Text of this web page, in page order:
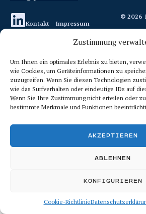
Zustimmung
Um Ihnen ein optimales Erlebnis zu bieten,
wie Cookies, um Geräteinformationen zu
zuzugreifen. Wenn Sie diesen Technologien
wie das Surfverhalten oder eindeutige IDs auf
Wenn Sie Ihre Zustimmung nicht erteilen oder
bestimmte Merkmale und Funktionen
AKZEPTIEREN
ABLEHNEN
KONFIGURIEREN
Cookie-Richtlinie
Kontakt Impressum
Datenschutzerklärung
Cookie-Richtlinie (EU)
© 2026